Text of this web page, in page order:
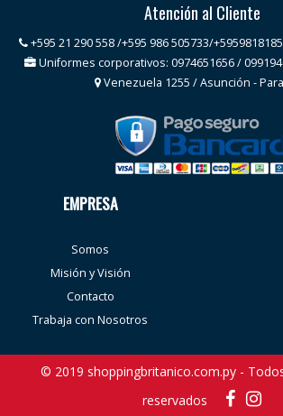
Atención al Cliente
+595 21 290 558 /+595 986 505733/
Uniformes corporativos: 0974651656 /
Venezuela 1255 / Asunción -
EMPRESA
Somos
Misión y Visión
Contacto
Trabaja con Nosotros
© 2019 shoppingbritanico.com.py -
reservados